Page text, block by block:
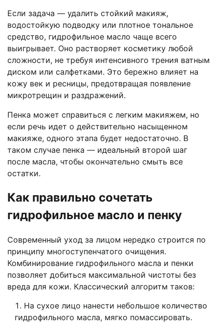
Если задача — удалить стойкий макияж,
водостойкую подводку или плотное тональное
средство, гидрофильное масло чаще всего
выигрывает. Оно растворяет косметику любой
сложности, не требуя интенсивного трения ватным
диском или салфетками. Это бережно влияет на
кожу век и ресницы, предотвращая появление
микротрещин и раздражений.
Пенка может справиться с легким макияжем, но
если речь идет о действительно насыщенном
макияже, одного этапа будет недостаточно. В
таком случае пенка — идеальный второй шаг
после масла, чтобы окончательно смыть все
остатки.
Как правильно сочетать
гидрофильное масло и пенку
Современный уход за лицом нередко строится по
принципу многоступенчатого очищения.
Комбинирование гидрофильного масла и пенки
позволяет добиться максимальной чистоты без
вреда для кожи. Классический алгоритм таков:
На сухое лицо нанести небольшое количество
гидрофильного масла, мягко помассировать.